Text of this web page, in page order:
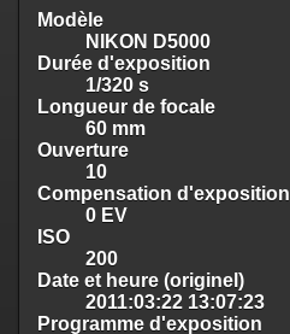
Modèle
NIKON D5000
Durée d'exposition
1/320 s
Longueur de focale
60 mm
Ouverture
10
Compensation d'exposition
0 EV
ISO
200
Date et heure (originel)
2011:03:22 13:07:23
Programme d'exposition